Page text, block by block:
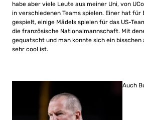
habe aber viele Leute aus meiner Uni, von
in verschiedenen Teams spielen. Einer hat für
gespielt, einige Mädels spielen für das US-
die französische Nationalmannschaft. Mit
gequatscht und man konnte sich ein bisschen
sehr cool ist.
Auch